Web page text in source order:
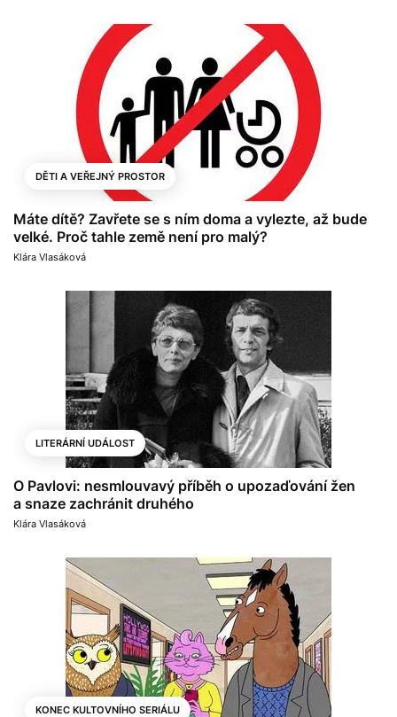
DĚTI A VEŘEJNÝ PROSTOR
Máte dítě? Zavřete se s ním doma a vylezte, až bude
velké. Proč tahle země není pro malý?
Klára Vlasáková
LITERÁRNÍ UDÁLOST
O Pavlovi: nesmlouvavý příběh o upozaďování žen
a snaze zachránit druhého
Klára Vlasáková
KONEC KULTOVNÍHO SERIÁLU